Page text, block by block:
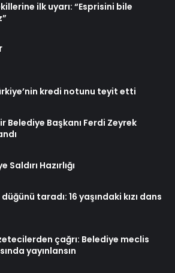
ilk uyarı: “Esprisini bile
kredi notunu teyit etti
Belediye Başkanı Ferdi Zeyrek
Saldırı Hazırlığı
taradı: 16 yaşındaki kızı dans
çağrı: Belediye meclis
yayınlansın